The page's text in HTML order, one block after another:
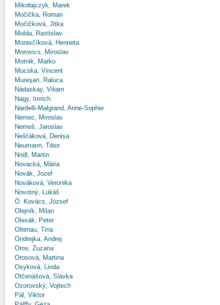
Mikołajczyk, Marek
Močička, Roman
Močičková, Jitka
Molda, Rastislav
Moravčíková, Henrieta
Morovics, Miroslav
Motnik, Marko
Mucska, Vincent
Mureşan, Raluca
Nádaskay, Viliam
Nagy, Imrich
Nardelli-Malgrand, Anne-Sophie
Nemec, Miroslav
Nemeš, Jaroslav
Nešťáková, Denisa
Neumann, Tibor
Nodl, Martin
Novacká, Mária
Novák, Jozef
Nováková, Veronika
Novotný, Lukáš
Ö. Kovács, József
Olejník, Milan
Olexák, Peter
Oltenau, Tina
Ondrejka, Andrej
Oros, Zuzana
Orosová, Martina
Osyková, Linda
Otčenášová, Slávka
Ozorovský, Vojtech
Pál, Viktor